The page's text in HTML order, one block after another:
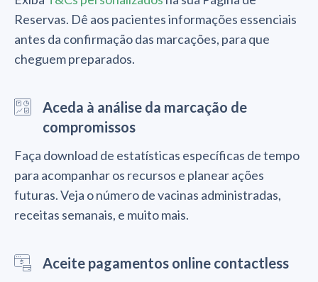
Reservas. Dê aos pacientes informações essenciais
antes da confirmação das marcações, para que
cheguem preparados.
Aceda à análise da marcação de
compromissos
Faça download de estatísticas específicas de tempo
para acompanhar os recursos e planear ações
futuras. Veja o número de vacinas administradas,
receitas semanais, e muito mais.
Aceite pagamentos online contactless